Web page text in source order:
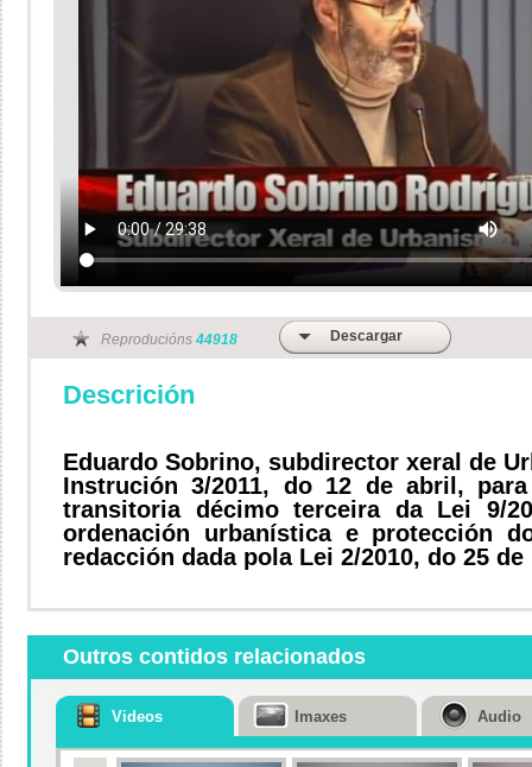
Reproducións 44918 Descargar
Descrición
Eduardo Sobrino, subdirector xeral de
Instrución 3/2011, do 12 de abril,
transitoria décimo terceira da Lei 9/
ordenación urbanística e protección
redacción dada pola Lei 2/2010, do 25 de
Outros contidos relacionados
Videos Imaxes Audio